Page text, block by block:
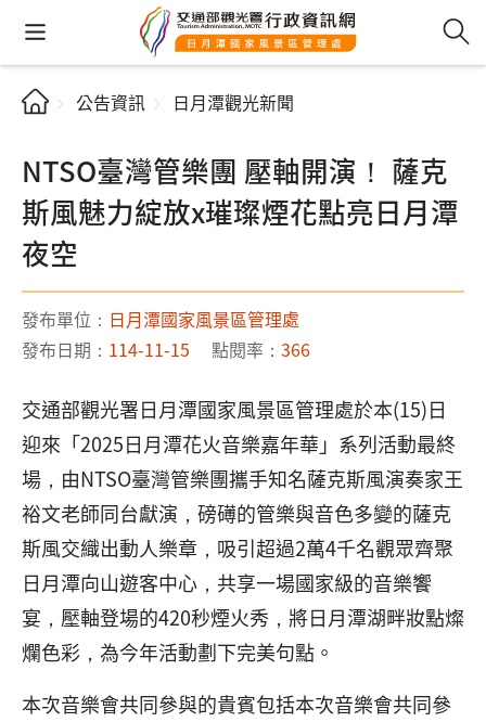
公告資訊 日月潭觀光新聞
NTSO臺灣管樂團 壓軸開演！ 薩克
斯風魅力綻放x璀璨煙花點亮日月潭
夜空
發布單位： 日月潭國家風景區管理處
發布日期： 114-11-15 點閱率： 366
交通部觀光署日月潭國家風景區管理處於本(15)日
迎來「2025日月潭花火音樂嘉年華」系列活動最終
場，由NTSO臺灣管樂團攜手知名薩克斯風演奏家王
裕文老師同台獻演，磅礡的管樂與音色多變的薩克
斯風交織出動人樂章，吸引超過2萬4千名觀眾齊聚
日月潭向山遊客中心，共享一場國家級的音樂饗
宴，壓軸登場的420秒煙火秀，將日月潭湖畔妝點燦
爛色彩，為今年活動劃下完美句點。
本次音樂會共同參與的貴賓包括本次音樂會共同參